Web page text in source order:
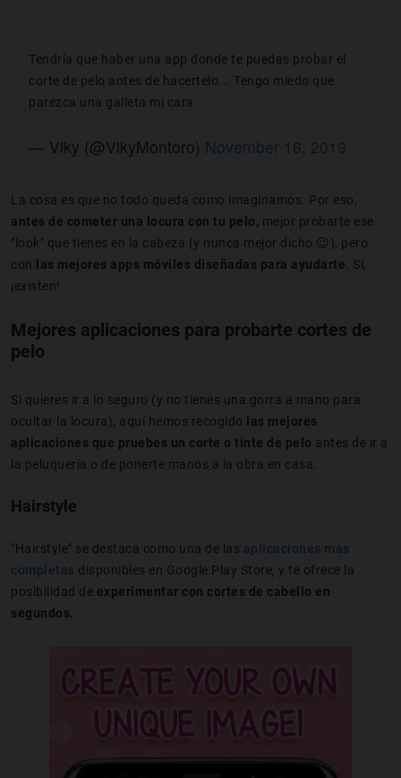
Tendría que haber una app donde te puedas probar el
corte de pelo antes de hacertelo... Tengo miedo que
parezca una galleta mi cara
— Viky (@VikyMontoro) November 16, 2019
La cosa es que no todo queda como imaginamos. Por eso,
antes de cometer una locura con tu pelo,
mejor probarte ese
"look" que tienes en la cabeza (y nunca mejor dicho 😉), pero
con
las mejores apps móviles diseñadas para ayudarte . Sí,
¡existen!
Mejores aplicaciones para probarte cortes de
pelo
Si quieres ir a lo seguro (y no tienes una gorra a mano para
ocultar la locura), aquí hemos recogido
las mejores
aplicaciones que pruebes un corte o tinte de pelo antes de ir a
la peluquería o de ponerte manos a la obra en casa.
Hairstyle
"Hairstyle" se destaca como una de las aplicaciones más
completas disponibles en Google Play Store, y te ofrece la
posibilidad de experimentar con cortes de cabello en
segundos.